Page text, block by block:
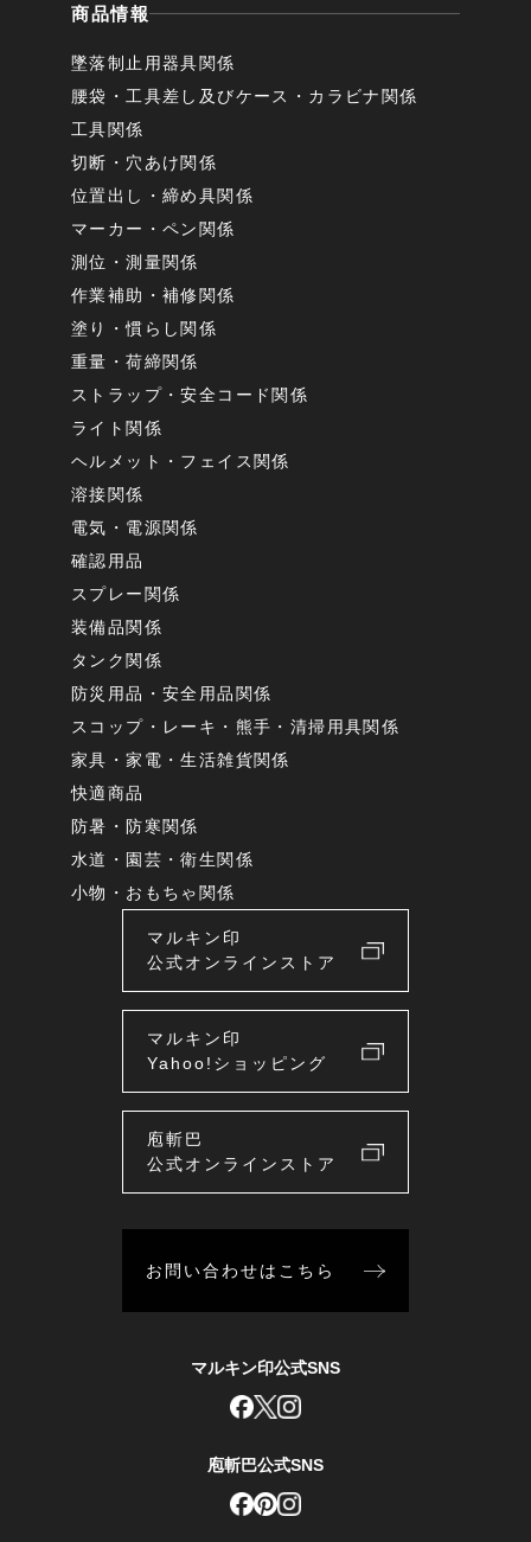
商品情報
墜落制止用器具関係
腰袋・工具差し及びケース・カラビナ関係
工具関係
切断・穴あけ関係
位置出し・締め具関係
マーカー・ペン関係
測位・測量関係
作業補助・補修関係
塗り・慣らし関係
重量・荷締関係
ストラップ・安全コード関係
ライト関係
ヘルメット・フェイス関係
溶接関係
電気・電源関係
確認用品
スプレー関係
装備品関係
タンク関係
防災用品・安全用品関係
スコップ・レーキ・熊手・清掃用具関係
家具・家電・生活雑貨関係
快適商品
防暑・防寒関係
水道・園芸・衛生関係
小物・おもちゃ関係
マルキン印
公式オンラインストア
マルキン印
Yahoo!ショッピング
庖斬巴
公式オンラインストア
お問い合わせはこちら
マルキン印公式SNS
庖斬巴公式SNS